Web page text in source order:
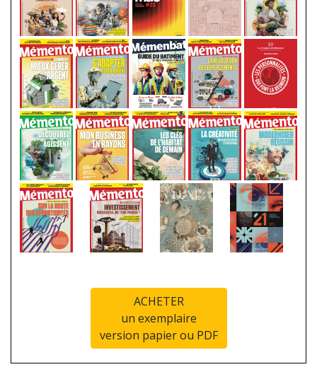
ACHETER
un exemplaire
version papier ou PDF